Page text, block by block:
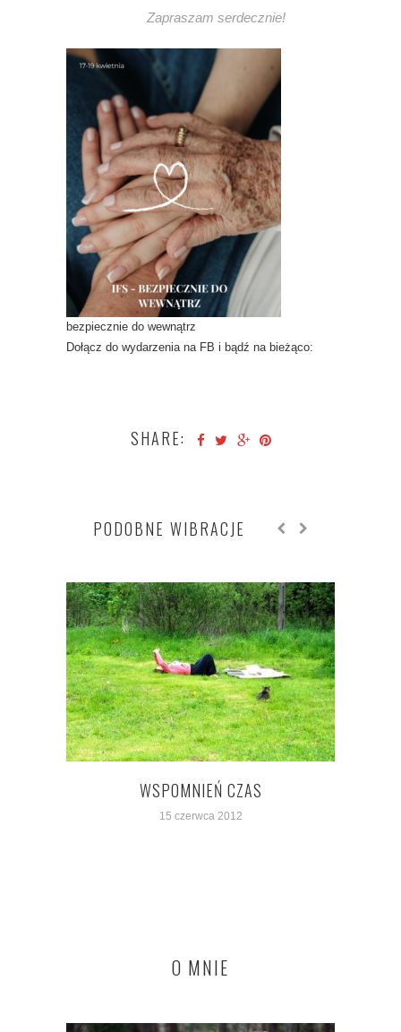
Zapraszam serdecznie!
bezpiecznie do wewnątrz
Dołącz do wydarzenia na FB i bądź na bieżąco:
SHARE:
PODOBNE WIBRACJE
WSPOMNIEŃ CZAS
15 czerwca 2012
O MNIE